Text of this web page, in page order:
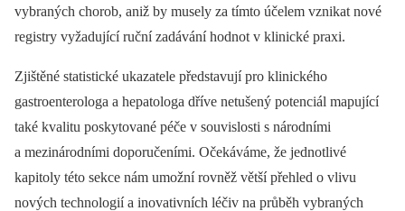
vybraných chorob, aniž by musely za tímto účelem vznikat nové
registry vyžadující ruční zadávání hodnot v klinické praxi.
Zjištěné statistické ukazatele představují pro klinického
gastroenterologa a hepatologa dříve netušený potenciál mapující
také kvalitu poskytované péče v souvislosti s národními
a mezinárodními doporučeními. Očekáváme, že jednotlivé
kapitoly této sekce nám umožní rovněž větší přehled o vlivu
nových technologií a inovativních léčiv na průběh vybraných